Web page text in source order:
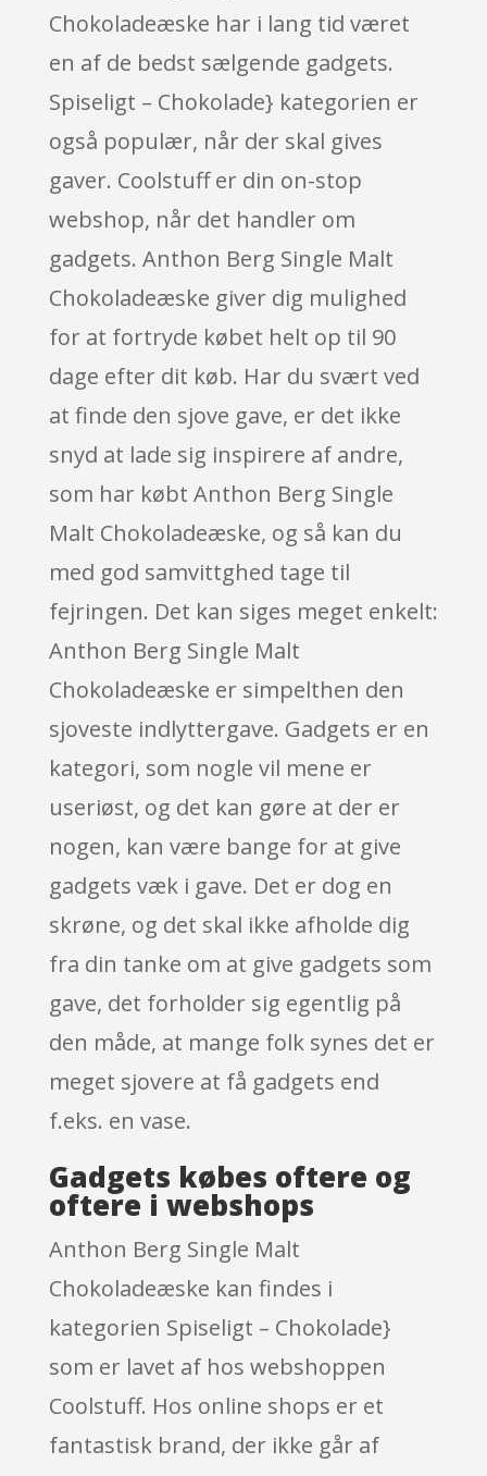
Chokoladeæske har i lang tid været
en af de bedst sælgende gadgets.
Spiseligt – Chokolade} kategorien er
også populær, når der skal gives
gaver. Coolstuff er din on-stop
webshop, når det handler om
gadgets. Anthon Berg Single Malt
Chokoladeæske giver dig mulighed
for at fortryde købet helt op til 90
dage efter dit køb. Har du svært ved
at finde den sjove gave, er det ikke
snyd at lade sig inspirere af andre,
som har købt Anthon Berg Single
Malt Chokoladeæske, og så kan du
med god samvittghed tage til
fejringen. Det kan siges meget enkelt:
Anthon Berg Single Malt
Chokoladeæske er simpelthen den
sjoveste indlyttergave. Gadgets er en
kategori, som nogle vil mene er
useriøst, og det kan gøre at der er
nogen, kan være bange for at give
gadgets væk i gave. Det er dog en
skrøne, og det skal ikke afholde dig
fra din tanke om at give gadgets som
gave, det forholder sig egentlig på
den måde, at mange folk synes det er
meget sjovere at få gadgets end
f.eks. en vase.
Gadgets købes oftere og
oftere i webshops
Anthon Berg Single Malt
Chokoladeæske kan findes i
kategorien Spiseligt – Chokolade}
som er lavet af hos webshoppen
Coolstuff. Hos online shops er et
fantastisk brand, der ikke går af